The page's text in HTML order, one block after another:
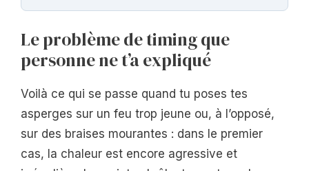
Le problème de timing que
personne ne t’a expliqué
Voilà ce qui se passe quand tu poses tes
asperges sur un feu trop jeune ou, à l’opposé,
sur des braises mourantes : dans le premier
cas, la chaleur est encore agressive et